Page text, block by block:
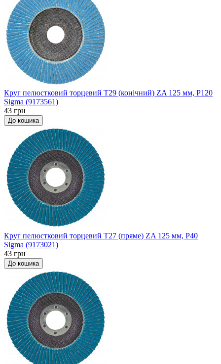
Круг пелюстковий торцевий Т29 (конічний) ZA 125 мм, P120
Sigma (9173561)
43 грн
До кошика
Круг пелюстковий торцевий Т27 (пряме) ZA 125 мм, P40
Sigma (9173021)
43 грн
До кошика